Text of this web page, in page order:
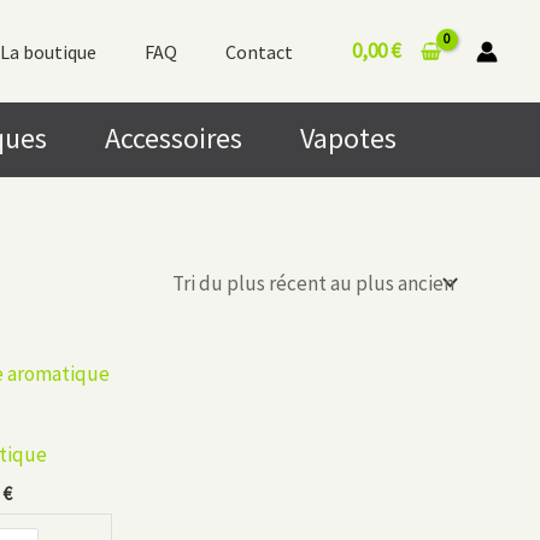
La boutique FAQ Contact 0,00€
Accessoires Vapotes
€Plage
de